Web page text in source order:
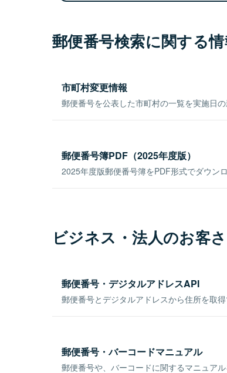
郵便番号検索に関する
市町村変更情報
郵便番号を公表した市町村の一覧を実施日
郵便番号簿PDF（2025年度版）
2025年度版郵便番号簿をPDF形式でダウン
ビジネス・法人のお客
郵便番号・デジタルアドレスAPI
郵便番号とデジタルアドレスから住所を取得
郵便番号・バーコードマニュアル
郵便番号や、バーコードに関するマニュアル